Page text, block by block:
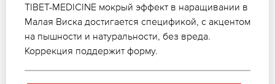
TIBET-MEDICINE мокрый эффект в наращивании в
Малая Виска достигается спецификой, с акцентом
на пышности и натуральности, без вреда.
Коррекция поддержит форму.